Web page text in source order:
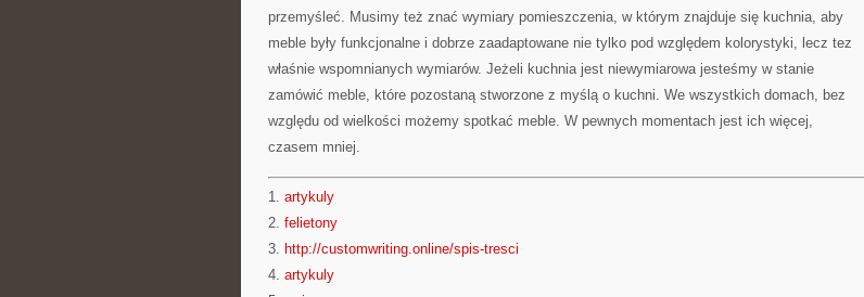
przemyśleć. Musimy też znać wymiary pomieszczenia, w którym znajduje się kuchnia, aby
meble były funkcjonalne i dobrze zaadaptowane nie tylko pod względem kolorystyki, lecz tez
właśnie wspomnianych wymiarów. Jeżeli kuchnia jest niewymiarowa jesteśmy w stanie
zamówić meble, które pozostaną stworzone z myślą o kuchni. We wszystkich domach, bez
względu od wielkości możemy spotkać meble. W pewnych momentach jest ich więcej,
czasem mniej.
1. artykuly
2. felietony
3. http://customwriting.online/spis-tresci
4. artykuly